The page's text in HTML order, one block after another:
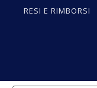
RESI E RIMBORSI